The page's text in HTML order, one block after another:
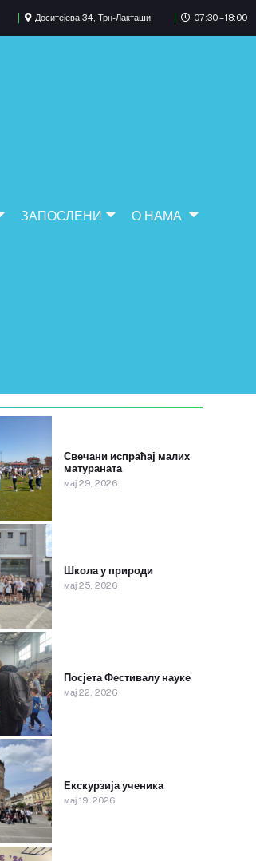
Доситејева 34, Трн-Лакташи 07:30 – 18:00
ЗАПОСЛЕНИ О НАМА
Свечани испраћај малих
матураната
мај 29, 2026
Школа у природи
мај 25, 2026
Посјета Фестивалу науке
мај 22, 2026
Екскурзија ученика
мај 19, 2026